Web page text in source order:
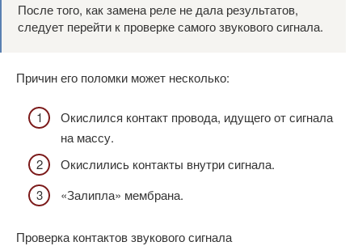
После того, как замена реле не дала результатов,
следует перейти к проверке самого звукового сигнала.
Причин его поломки может несколько:
Окислился контакт провода, идущего от сигнала
на массу.
Окислились контакты внутри сигнала.
«Залипла» мембрана.
Проверка контактов звукового сигнала